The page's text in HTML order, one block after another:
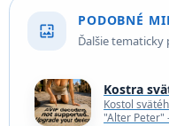
wallpaper
PODOBNÉ
Ďalšie tematicky
Kostra
Kostol
"Alter Peter"